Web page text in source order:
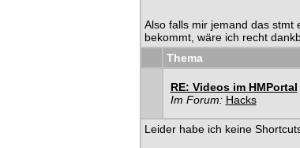
Also falls mir jemand das stmt
bekommt, wäre ich recht
Thema
RE: Videos im HMPortal
Im Forum: Hacks
Leider habe ich keine